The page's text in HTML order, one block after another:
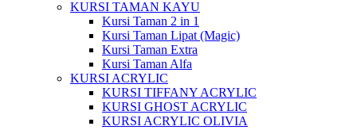
KURSI TAMAN KAYU
Kursi Taman 2 in 1
Kursi Taman Lipat (Magic)
Kursi Taman Extra
Kursi Taman Alfa
KURSI ACRYLIC
KURSI TIFFANY ACRYLIC
KURSI GHOST ACRYLIC
KURSI ACRYLIC OLIVIA